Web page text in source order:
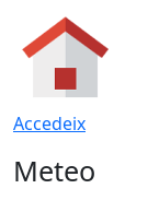
Accedeix
Meteo